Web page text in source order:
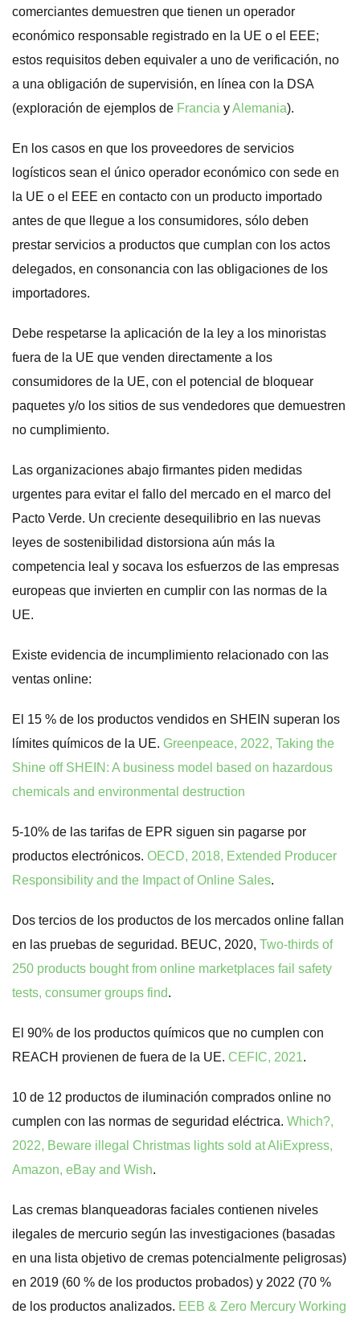
comerciantes demuestren que tienen un operador
económico responsable registrado en la UE o el EEE;
estos requisitos deben equivaler a uno de verificación, no
a una obligación de supervisión, en línea con la DSA
(exploración de ejemplos de Francia yAlemania).
En los casos en que los proveedores de servicios
logísticos sean el único operador económico con sede en
la UE o el EEE en contacto con un producto importado
antes de que llegue a los consumidores, sólo deben
prestar servicios a productos que cumplan con los actos
delegados, en consonancia con las obligaciones de los
importadores.
Debe respetarse la aplicación de la ley a los minoristas
fuera de la UE que venden directamente a los
consumidores de la UE, con el potencial de bloquear
paquetes y/o los sitios de sus vendedores que demuestren
no cumplimiento.
Las organizaciones abajo firmantes piden medidas
urgentes para evitar el fallo del mercado en el marco del
Pacto Verde. Un creciente desequilibrio en las nuevas
leyes de sostenibilidad distorsiona aún más la
competencia leal y socava los esfuerzos de las empresas
europeas que invierten en cumplir con las normas de la
UE.
Existe evidencia de incumplimiento relacionado con las
ventas online:
El 15 % de los productos vendidos en SHEIN superan los
límites químicos de la UE. Greenpeace, 2022, Taking the
Shine off SHEIN: A business model based on hazardous
chemicals and environmental destruction
5-10% de las tarifas de EPR siguen sin pagarse por
productos electrónicos. OECD, 2018, Extended Producer
Responsibility and the Impact of Online Sales.
Dos tercios de los productos de los mercados online fallan
en las pruebas de seguridad. BEUC, 2020, Two-thirds of
250 products bought from online marketplaces fail safety
tests, consumer groups find.
El 90% de los productos químicos que no cumplen con
REACH provienen de fuera de la UE. CEFIC, 2021.
10 de 12 productos de iluminación comprados online no
cumplen con las normas de seguridad eléctrica. Which?,
2022, Beware illegal Christmas lights sold at AliExpress,
Amazon, eBay and Wish.
Las cremas blanqueadoras faciales contienen niveles
ilegales de mercurio según las investigaciones (basadas
en una lista objetivo de cremas potencialmente peligrosas)
en 2019 (60 % de los productos probados) y 2022 (70 %
de los productos analizados. EEB & Zero Mercury Working